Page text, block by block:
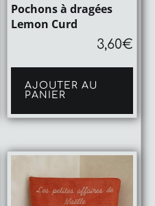
Pochons à dragées
Lemon Curd
3,60€
AJOUTER AU
PANIER